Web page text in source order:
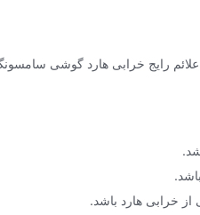
رایج خرابی هارد گوشی سامسونگ
خرابی هارد باشد.